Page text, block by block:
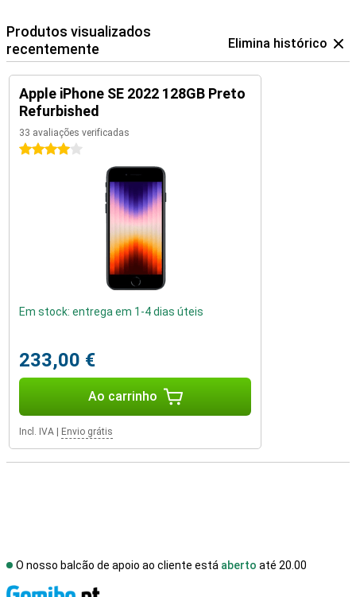
Produtos visualizados
recentemente
Elimina histórico
Apple iPhone SE 2022 128GB Preto
Refurbished
33 avaliações verificadas
4 estrelas
Em stock: entrega em 1-4 dias úteis
233,00 €
Ao carrinho
Incl. IVA Envio grátis
O nosso balcão de apoio ao cliente está aberto até 20.00